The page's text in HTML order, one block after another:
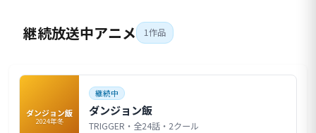
継続放送中アニメ 1作品
ダンジョン飯
2024年冬
継続中
ダンジョン飯
TRIGGER・全24話・2クール